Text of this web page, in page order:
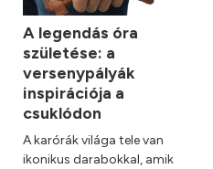
A legendás óra
születése: a
versenypályák
inspirációja a
csuklódon
A karórák világa tele van
ikonikus darabokkal, amik